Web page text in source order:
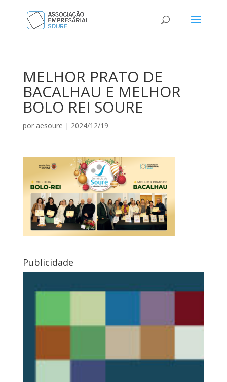
MELHOR PRATO DE
BACALHAU E MELHOR
BOLO REI SOURE
por aesoure | 2024/12/19
Publicidade